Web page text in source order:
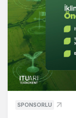
SPONSORLU